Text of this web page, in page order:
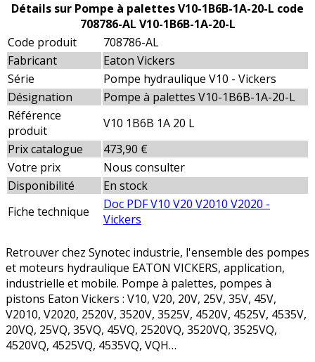
Détails sur Pompe à palettes V10-1B6B-1A-20-L code
708786-AL V10-1B6B-1A-20-L
Code produit
708786-AL
Fabricant
Eaton Vickers
Série
Pompe hydraulique V10 - Vickers
Désignation
Pompe à palettes V10-1B6B-1A-20-L
Référence
produit
V10 1B6B 1A 20 L
Prix catalogue
473,90 €
Votre prix
Nous consulter
Disponibilité
En stock
Fiche technique
Doc PDF V10 V20 V2010 V2020 -
Vickers
Retrouver chez Synotec industrie, l'ensemble des pompes
et moteurs hydraulique EATON VICKERS, application,
industrielle et mobile. Pompe à palettes, pompes à
pistons Eaton Vickers : V10, V20, 20V, 25V, 35V, 45V,
V2010, V2020, 2520V, 3520V, 3525V, 4520V, 4525V, 4535V,
20VQ, 25VQ, 35VQ, 45VQ, 2520VQ, 3520VQ, 3525VQ,
4520VQ, 4525VQ, 4535VQ, VQH…